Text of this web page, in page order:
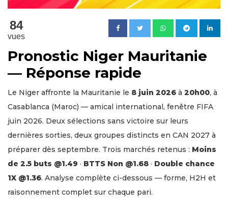
84
vues
Pronostic Niger Mauritanie
— Réponse rapide
Le Niger affronte la Mauritanie le 8 juin 2026 à 20h00, à
Casablanca (Maroc) — amical international, fenêtre FIFA
juin 2026. Deux sélections sans victoire sur leurs
dernières sorties, deux groupes distincts en CAN 2027 à
préparer dès septembre. Trois marchés retenus : Moins
de 2.5 buts @1.49 · BTTS Non @1.68 · Double chance
1X @1.36. Analyse complète ci-dessous — forme, H2H et
raisonnement complet sur chaque pari.